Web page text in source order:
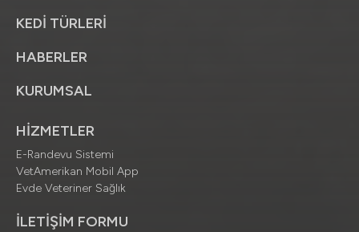
KEDİ TÜRLERİ
HABERLER
KURUMSAL
HİZMETLER
E-Randevu Sistemi
VetAmerikan Mobil App
Evde Veteriner Sağlık
İLETİŞİM FORMU